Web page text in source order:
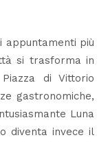
appuntamenti più
si trasforma in
di Vittorio
gastronomiche,
Luna
diventa invece il